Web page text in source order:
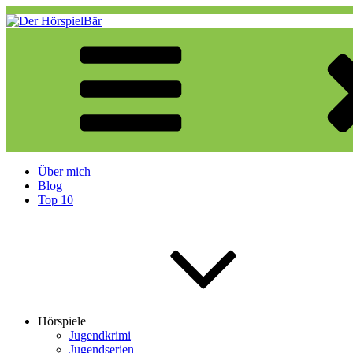
Zum
Inhalt
Der HörspielBär
Eine weitere WordPress-Website
Über mich
Blog
Top 10
Hörspiele
Jugendkrimi
Jugendserien